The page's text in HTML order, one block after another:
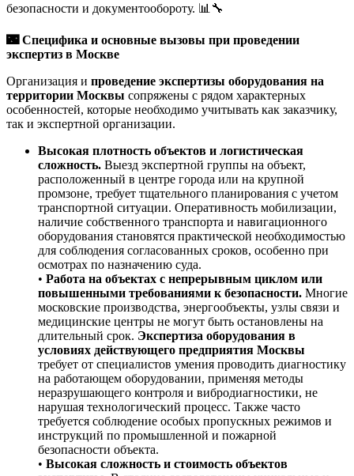
безопасности и документообороту. 📊🔧
🌃 Специфика и основные вызовы при проведении
экспертиз в Москве
Организация и проведение экспертизы оборудования на
территории Москвы сопряжены с рядом характерных
особенностей, которые необходимо учитывать как заказчику,
так и экспертной организации.
Высокая плотность объектов и логистическая
сложность. Выезд экспертной группы на объект,
расположенный в центре города или на крупной
промзоне, требует тщательного планирования с учетом
транспортной ситуации. Оперативность мобилизации,
наличие собственного транспорта и навигационного
оборудования становятся практической необходимостью
для соблюдения согласованных сроков, особенно при
осмотрах по назначению суда.
• Работа на объектах с непрерывным циклом или
повышенными требованиями к безопасности. Многие
московские производства, энергообъекты, узлы связи и
медицинские центры не могут быть остановлены на
длительный срок. Экспертиза оборудования в
условиях действующего предприятия Москвы
требует от специалистов умения проводить диагностику
на работающем оборудовании, применяя методы
неразрушающего контроля и вибродиагностики, не
нарушая технологический процесс. Также часто
требуется соблюдение особых пропускных режимов и
инструкций по промышленной и пожарной
безопасности объекта.
• Высокая сложность и стоимость объектов